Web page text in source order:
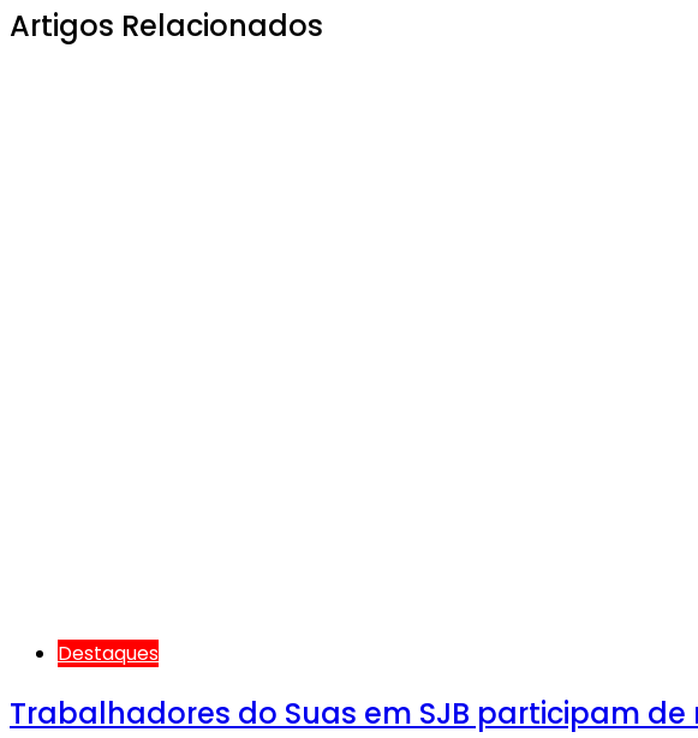
Artigos Relacionados
Destaques
Trabalhadores do Suas em SJB participam